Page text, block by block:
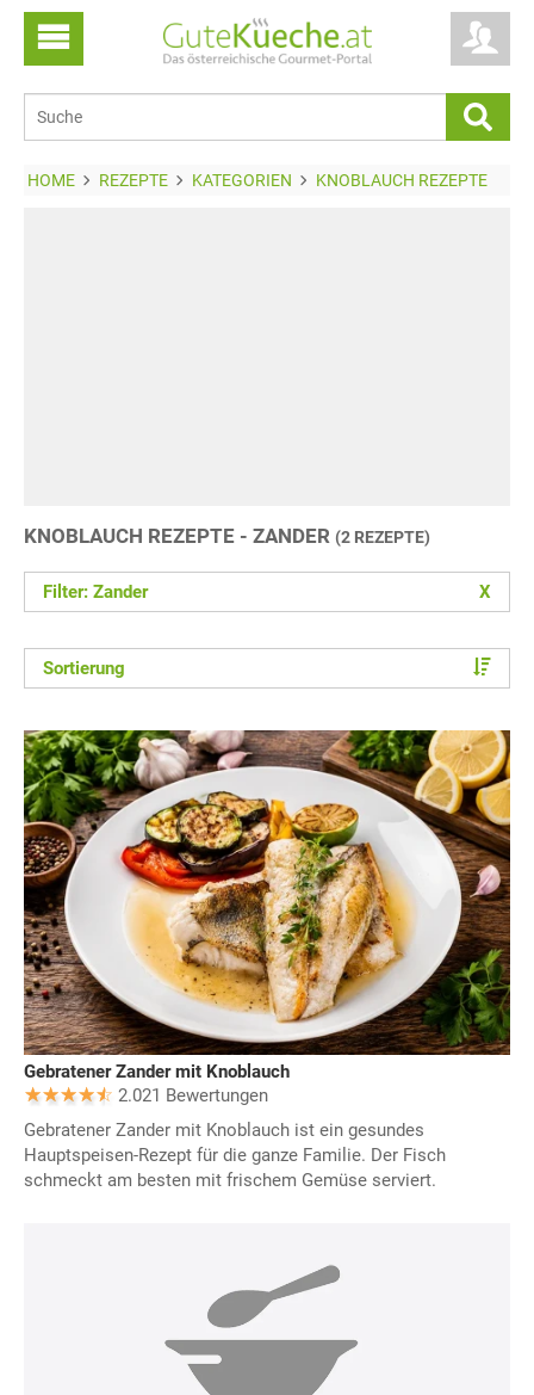
HOME REZEPTE KATEGORIEN KNOBLAUCH REZEPTE
KNOBLAUCH REZEPTE - ZANDER (2 REZEPTE)
Filter: Zander X
Sortierung
Gebratener Zander mit Knoblauch
2.021 Bewertungen
Gebratener Zander mit Knoblauch ist ein gesundes
Hauptspeisen-Rezept für die ganze Familie. Der Fisch
schmeckt am besten mit frischem Gemüse serviert.